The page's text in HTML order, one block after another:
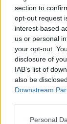
section to
opt-out request
interest-based
us or personal
your opt-out.
disclosure of
IAB’s list of
also be
Downstream
Personal
08 sierpnia 2026 |
Papież: w św.
śmiercią
08 sierpnia 2026 |
Paola Kafira o
08 sierpnia 2026 |
Częstochowy